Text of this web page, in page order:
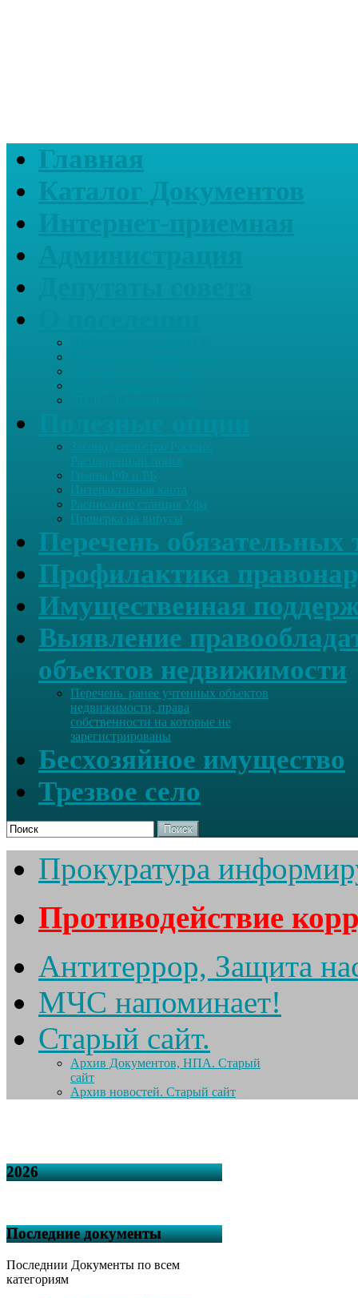
Главная
Каталог Документов
Интерактивная карта
Расписание станция Уфа
Проверка на вирусы
Перечень обязательных
Профилактика
Имущественная
Выявление
объектов недвижимости
Перечень ранее учтенных объектов
недвижимости, права
собственности на которые не
зарегистрированы
Бесхозяйное имущество
Трезвое село
Поиск
Прокуратура
Противодействие
Антитеррор, Защита
МЧС напоминает!
Старый сайт.
Архив Документов, НПА. Старый
сайт
Архив новостей. Старый сайт
2026
Последние документы
Последнии Документы по всем
категориям